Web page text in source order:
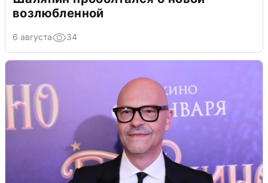
возлюбленной
6 августа 34